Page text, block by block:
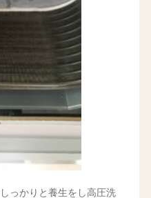
っかりと養生をし高圧洗